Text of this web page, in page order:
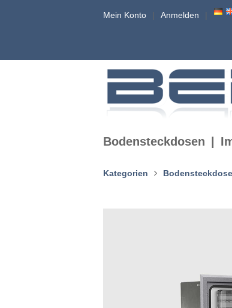
Mein Konto Anmelden
Bodensteckdosen
Kategorien